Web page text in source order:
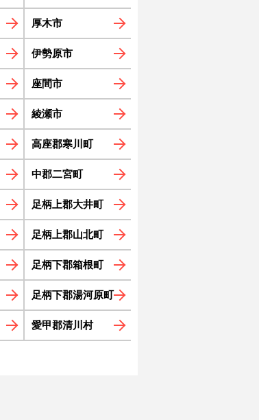
厚木市
伊勢原市
座間市
綾瀬市
高座郡寒川町
中郡二宮町
足柄上郡大井町
足柄上郡山北町
足柄下郡箱根町
足柄下郡湯河原町
愛甲郡清川村